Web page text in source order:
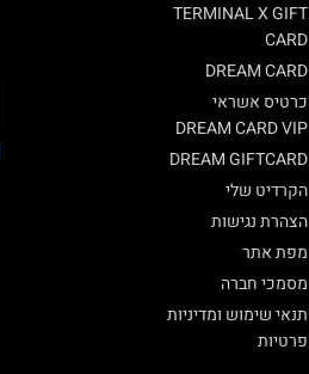
TERMINAL X GIFT
CARD
DREAM CARD
כרטיס אשראי
DREAM CARD VIP
DREAM GIFTCARD
הקרדיט שלי
הצהרת נגישות
מפת אתר
מסמכי חברה
תנאי שימוש ומדיניות
פרטיות